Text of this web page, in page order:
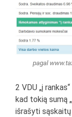
pagal
2 VDU „į
kad tokią sumą
išrašyti